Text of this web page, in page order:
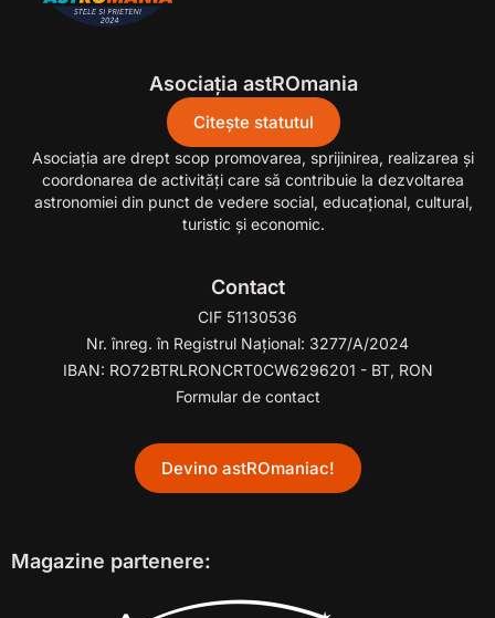
Asociația astROmania
Citește statutul
Asociaţia are drept scop promovarea, sprijinirea, realizarea şi
coordonarea de activităţi care să contribuie la dezvoltarea
astronomiei din punct de vedere social, educaţional, cultural,
turistic şi economic.
Contact
CIF 51130536
Nr. înreg. în Registrul Național: 3277/A/2024
IBAN: RO72BTRLRONCRT0CW6296201 - BT, RON
Formular de contact
Devino astROmaniac!
Magazine partenere: